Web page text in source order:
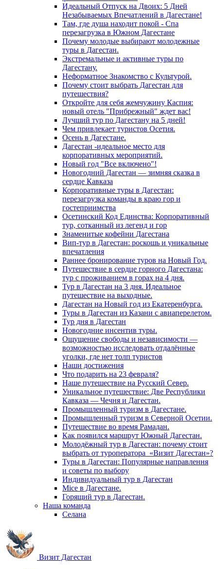
Идеальный Отпуск на Двоих: 5 Дней
Незабываемых Впечатлений в Дагестане!
Там, где душа находит покой - Спа
перезагрузка в Южном Дагестане
Почему молодые выбирают молодежные
туры в Дагестан.
Экстремальные и активные туры по
Дагестану.
Неформатное Знакомство с Культурой.
Почему стоит выбрать Дагестан для
путешествия?
Откройте для себя жемчужину Каспия:
новый отель "Прибрежный" ждет вас!
Лучший тур по Дагестану на 5 дней!
Чем привлекает туристов Осетия.
Осень в Дагестане.
Дагестан -идеальное место для
корпоративных мероприятий.
Новый год "Все включено"!
Новогодний Дагестан — зимняя сказка в
сердце Кавказа
Корпоративные туры в Дагестан:
перезагрузка команды в краю гор и
гостеприимства
Осетинский Код Единства: Корпоративный
тур, сотканный из легенд и гор
Знаменитые кофейни Дагестана
Вип-тур в Дагестан: роскошь и уникальные
впечатления
Раннее бронирование туров на Новый Год.
Путешествие в сердце горного Дагестана:
тур с проживанием в горах на 4 дня.
Тур в Дагестан на 3 дня. Идеальное
путешествие на выходные.
Дагестан на Новый год из Екатеренбурга.
Туры в Дагестан из Казани с авиаперелетом.
Тур дня в Дагестан
Новогодние инсентив туры.
Ощущение свободы и независимости —
возможностью исследовать отдалённые
уголки, где нет толп туристов
Наши достижения
Что подарить на 23 февраля?
Наше путешествие на Русский Север.
Уникальное путешествие: Две Республики
Кавказа — Чечня и Дагестан.
Промышленный туризм в Дагестане.
Промышленный туризм в Северной Осетии.
Путешествие во время Рамадан.
Как появился маршрут Южный Дагестан.
Молодёжный тур в Дагестан: почему стоит
выбрать от туроператора «Визит Дагестан»?
Туры в Дагестан: Популярные направлення
и советы по выбору
Индивидуальный тур в Дагестан
Mice в Дагестане.
Горящий тур в Дагестан.
Наша команда
Селана
Визит Дагестан